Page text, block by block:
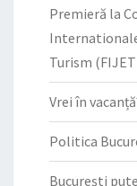
Premieră la
Turism
Vrei în
Politica
București